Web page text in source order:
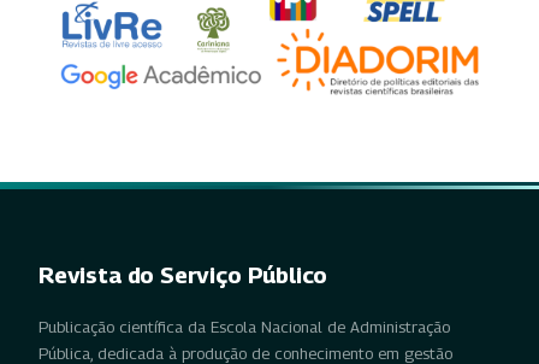
Revista do Serviço Público
Publicação científica da Escola Nacional de Administração
Pública, dedicada à produção de conhecimento em gestão